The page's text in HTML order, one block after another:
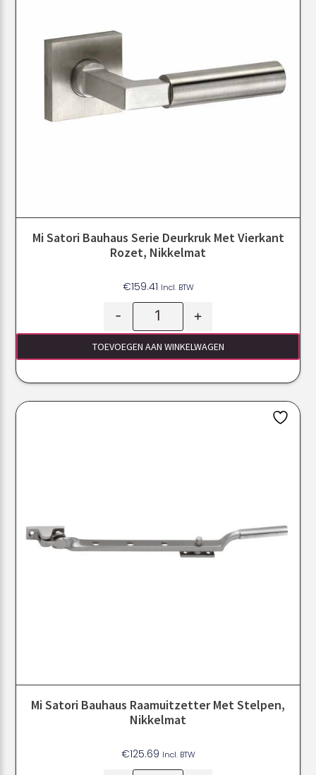
Mi Satori Bauhaus Serie Deurkruk Met Vierkant
Rozet, Nikkelmat
€159.41 Incl. BTW
- +
TOEVOEGEN AAN WINKELWAGEN
Mi Satori Bauhaus Raamuitzetter Met Stelpen,
Nikkelmat
€125.69 Incl. BTW